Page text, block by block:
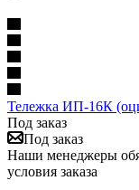
Тележка ИП-16К
Под заказ
Под заказ
Наши менеджеры
условия заказа